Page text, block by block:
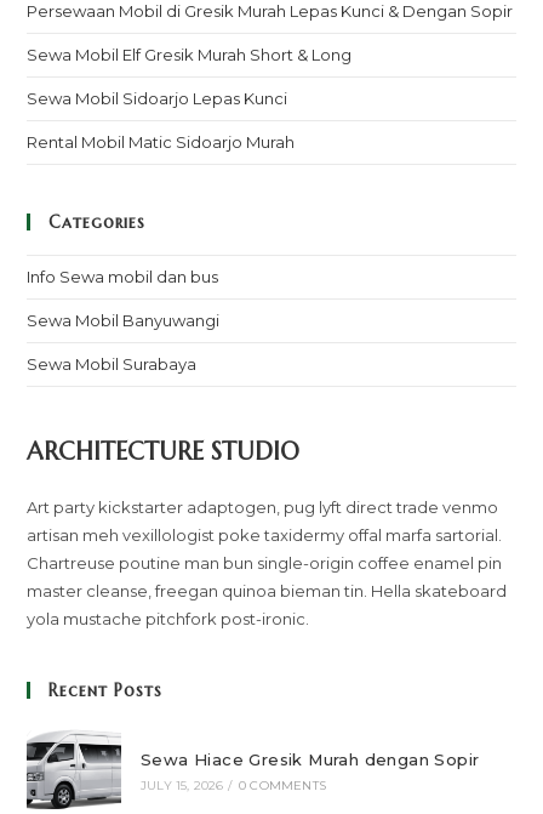
Persewaan Mobil di Gresik Murah Lepas Kunci & Dengan Sopir
Sewa Mobil Elf Gresik Murah Short & Long
Sewa Mobil Sidoarjo Lepas Kunci
Rental Mobil Matic Sidoarjo Murah
Categories
Info Sewa mobil dan bus
Sewa Mobil Banyuwangi
Sewa Mobil Surabaya
ARCHITECTURE STUDIO
Art party kickstarter adaptogen, pug lyft direct trade venmo
artisan meh vexillologist poke taxidermy offal marfa sartorial.
Chartreuse poutine man bun single-origin coffee enamel pin
master cleanse, freegan quinoa bieman tin. Hella skateboard
yola mustache pitchfork post-ironic.
Recent Posts
Sewa Hiace Gresik Murah dengan Sopir
JULY 15, 2026 / 0 COMMENTS